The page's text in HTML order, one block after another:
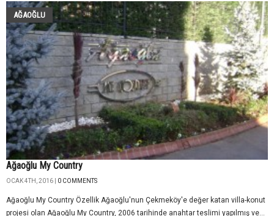
AĞAOĞLU
Ağaoğlu My Country
OCAK 4TH, 2016 | 0 COMMENTS
Ağaoğlu My Country Özellik Ağaoğlu'nun Çekmeköy'e değer katan villa-konut
projesi olan Ağaoğlu My Country, 2006 tarihinde anahtar teslimi yapılmış ve...